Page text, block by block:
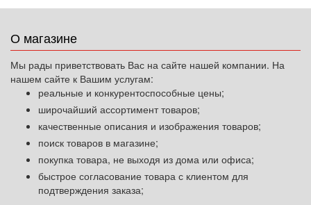
О магазине
Мы рады приветствовать Вас на сайте нашей компании. На
нашем сайте к Вашим услугам:
реальные и конкурентоспособные цены;
широчайший ассортимент товаров;
качественные описания и изображения товаров;
поиск товаров в магазине;
покупка товара, не выходя из дома или офиса;
быстрое согласование товара с клиентом для
подтверждения заказа;